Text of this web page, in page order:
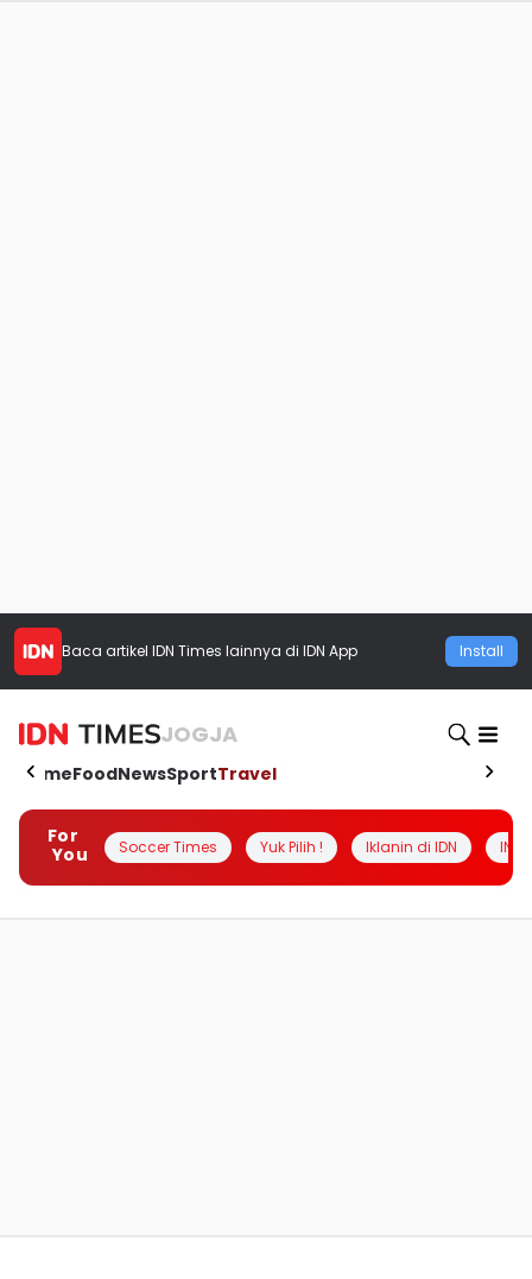
Baca artikel IDN Times lainnya di IDN App Install
JOGJA
HomeFoodNewsSportTravel
For
You
Soccer Times Yuk Pilih ! Iklanin di IDN